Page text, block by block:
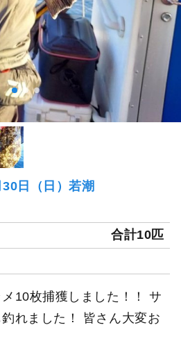
日（日）若潮
合計10匹
10枚捕獲しました！！ サ
れました！ 皆さん大変お